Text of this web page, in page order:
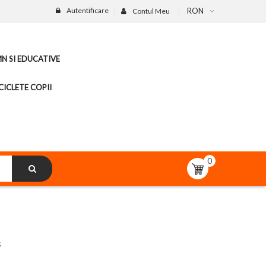
RON
Contul Meu
Autentificare
SI EDUCATIVE
COPII
0